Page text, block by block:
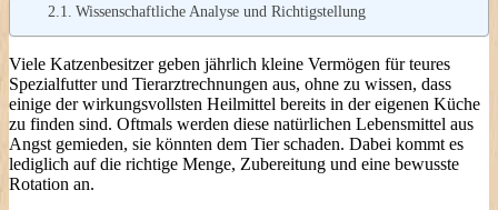
Wissenschaftliche Analyse und Richtigstellung
Viele Katzenbesitzer geben jährlich kleine Vermögen für teures
Spezialfutter und Tierarztrechnungen aus, ohne zu wissen, dass
einige der wirkungsvollsten Heilmittel bereits in der eigenen Küche
zu finden sind. Oftmals werden diese natürlichen Lebensmittel aus
Angst gemieden, sie könnten dem Tier schaden. Dabei kommt es
lediglich auf die richtige Menge, Zubereitung und eine bewusste
Rotation an.